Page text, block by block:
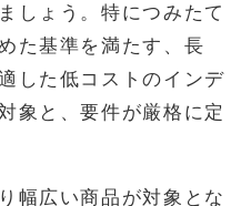
しょう。特につみたて
た基準を満たす、長
した低コストのインデ
象と、要件が厳格に定
幅広い商品が対象とな